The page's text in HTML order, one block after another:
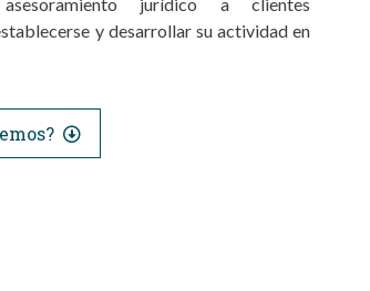
y desarrollar su actividad en